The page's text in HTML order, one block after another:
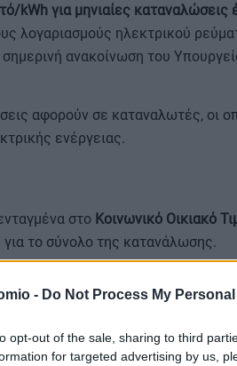
- Do Not Process My
opt-out of the sale, sharing to third
for targeted advertising by us,
kWh για μηνιαίες καταναλώσεις
λογαριασμούς ηλεκτρικού
ανακοίνωση του
αφορούν σε καταναλωτές, οι
ενέργειας.
στο Κοινωνικό Οικιακό
το σύνολο της κατανάλωσης.
για τον Ιανουάριο